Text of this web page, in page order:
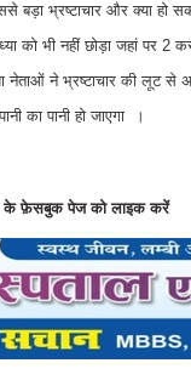
बड़ा भ्रष्टाचार और क्या
को भी नहीं छोड़ा जहां पर 2
ने भ्रष्टाचार की लूट से
का पानी हो जाएगा ।
के फ़ेसबुक पेज को लाइक करें